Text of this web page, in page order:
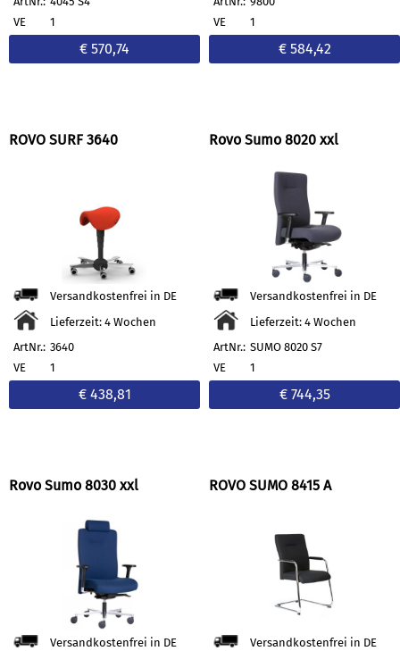
VE
1
€ 570,74
VE
1
€ 584,42
ROVO SURF 3640
Versandkostenfrei in DE
Lieferzeit: 4 Wochen
ArtNr.: 3640
VE
1
€ 438,81
Rovo Sumo 8020 xxl
Versandkostenfrei in DE
Lieferzeit: 4 Wochen
ArtNr.: SUMO 8020 S7
VE
1
€ 744,35
Rovo Sumo 8030 xxl
Versandkostenfrei in DE
ROVO SUMO 8415 A
Versandkostenfrei in DE